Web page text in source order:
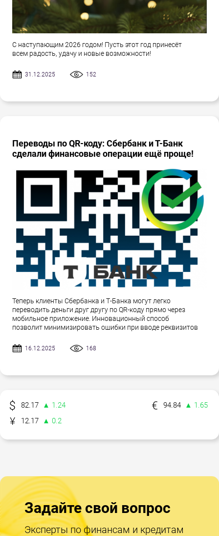
С наступающим 2026 годом! Пусть этот год принесёт
всем радость, удачу и новые возможности!
31.12.2025 152
Переводы по QR-коду: Сбербанк и Т-Банк
сделали финансовые операции ещё проще!
Теперь клиенты Сбербанка и Т-Банка могут легко
переводить деньги друг другу по QR-коду прямо через
мобильное приложение. Инновационный способ
позволит минимизировать ошибки при вводе реквизитов
16.12.2025 168
82.17 ▲ 1.24 94.84
▲ 1.65
12.17
▲ 0.2
Задайте свой вопрос
Эксперты по финансам и кредитам